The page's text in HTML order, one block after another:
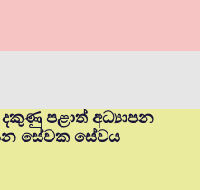
පළාත් අධ්‍යාපන
සේවක සේවය